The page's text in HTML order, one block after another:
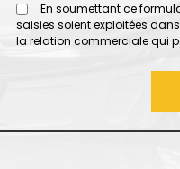
En soumettant ce
saisies soient exploitées
la relation commerciale qui